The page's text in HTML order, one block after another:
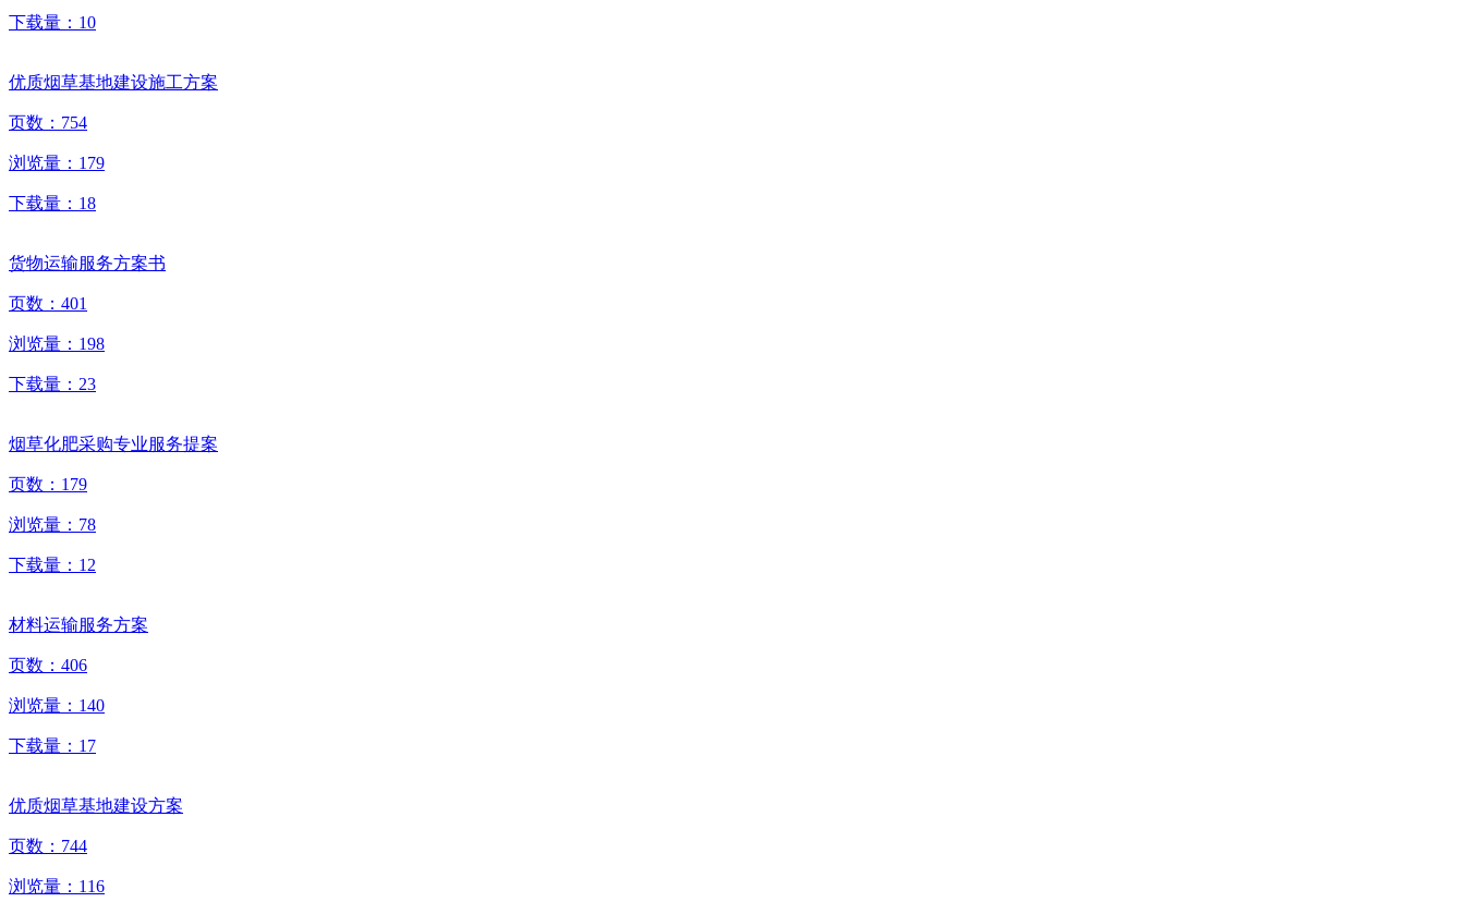
下载量： 10
优质烟草基地建设施工方案
页数： 754
浏览量： 179
下载量： 18
货物运输服务方案书
页数： 401
浏览量： 198
下载量： 23
烟草化肥采购专业服务提案
页数： 179
浏览量： 78
下载量： 12
材料运输服务方案
页数： 406
浏览量： 140
下载量： 17
优质烟草基地建设方案
页数： 744
浏览量： 116